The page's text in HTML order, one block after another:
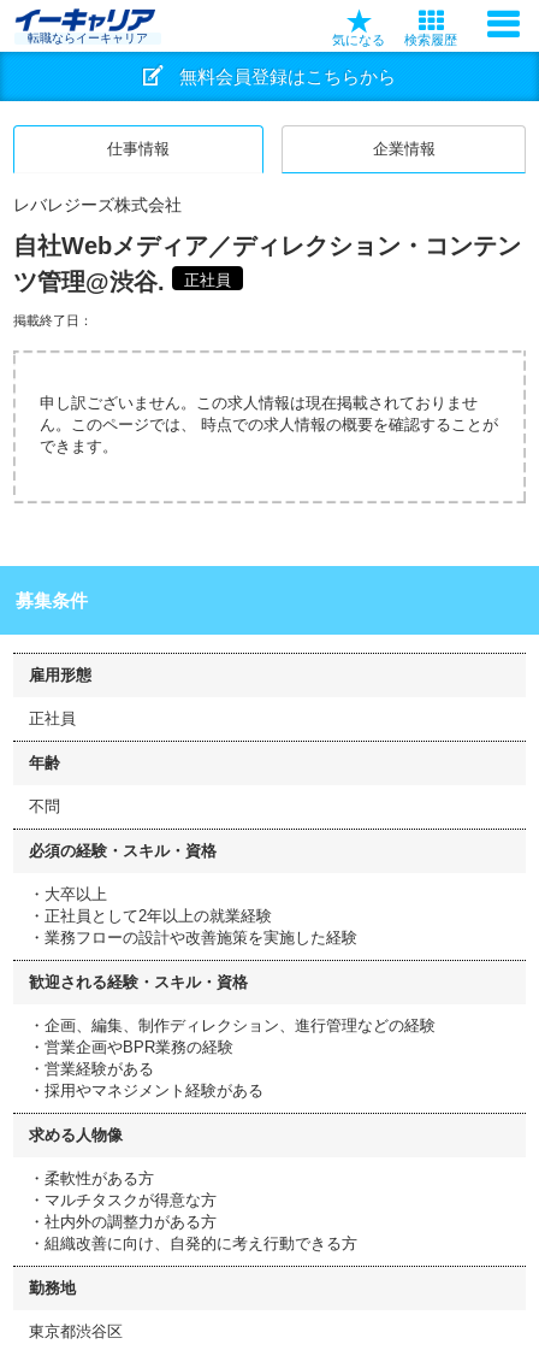
転職ならイーキャリア 気になる 検索履歴
無料会員登録はこちらから
仕事情報 企業情報
レバレジーズ株式会社
自社Webメディア／ディレクション・コンテン
ツ管理@渋谷.
正社員
掲載終了日：
申し訳ございません。この求人情報は現在掲載されておりませ
ん。このページでは、 時点での求人情報の概要を確認することが
できます。
募集条件
雇用形態
正社員
年齢
不問
必須の経験・スキル・資格
・大卒以上
・正社員として2年以上の就業経験
・業務フローの設計や改善施策を実施した経験
歓迎される経験・スキル・資格
・企画、編集、制作ディレクション、進行管理などの経験
・営業企画やBPR業務の経験
・営業経験がある
・採用やマネジメント経験がある
求める人物像
・柔軟性がある方
・マルチタスクが得意な方
・社内外の調整力がある方
・組織改善に向け、自発的に考え行動できる方
勤務地
東京都渋谷区